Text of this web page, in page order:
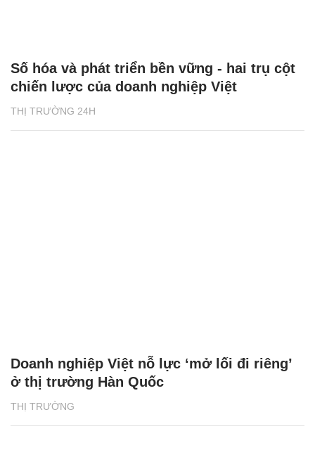
THỊ TRƯỜNG 24H
Số hóa và phát triển bền vững - hai trụ cột
chiến lược của doanh nghiệp Việt
THỊ TRƯỜNG
Doanh nghiệp Việt nỗ lực ‘mở lối đi riêng’
ở thị trường Hàn Quốc